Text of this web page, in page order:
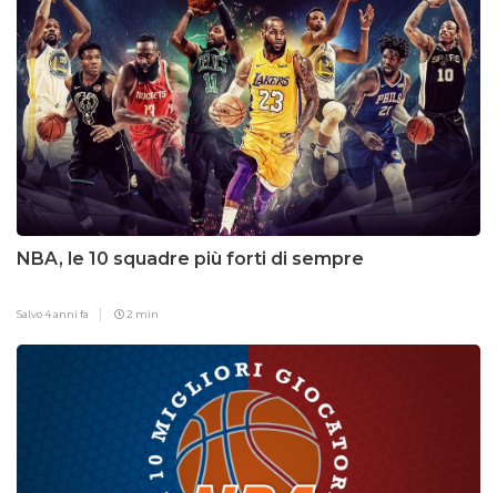
NBA, le 10 squadre più forti di sempre
Salvo4 anni fa 2 min